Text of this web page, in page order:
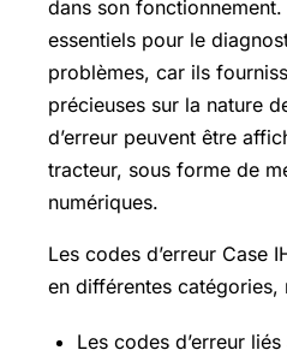
dans son
essentiels pour le
problèmes, car ils
précieuses sur la nature
d’erreur peuvent être
tracteur, sous forme de
numériques.
Les codes d’erreur Case
en différentes catégories,
Les codes d’erreur